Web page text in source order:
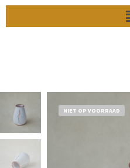
NIET OP VOORRAAD